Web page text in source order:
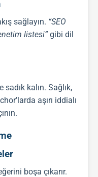
sağlayın. “SEO
listesi” gibi dil
kalın. Sağlık,
aşırı iddialı
boşa çıkarır.